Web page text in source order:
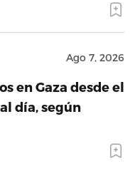
Ago 7, 2026
en Gaza desde el
día, según